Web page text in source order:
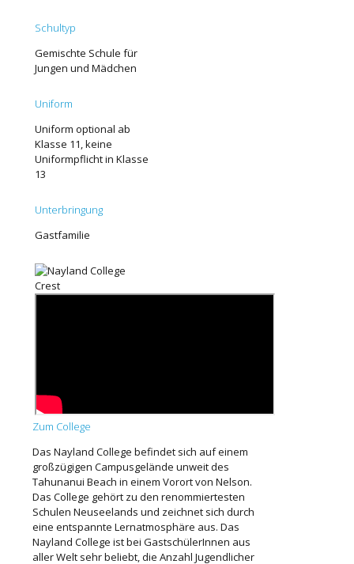
Schultyp
Gemischte Schule für
Jungen und Mädchen
Uniform
Uniform optional ab
Klasse 11, keine
Uniformpflicht in Klasse
13
Unterbringung
Gastfamilie
Zum College
Das Nayland College befindet sich auf einem
großzügigen Campusgelände unweit des
Tahunanui Beach in einem Vorort von Nelson.
Das College gehört zu den renommiertesten
Schulen Neuseelands und zeichnet sich durch
eine entspannte Lernatmosphäre aus. Das
Nayland College ist bei GastschülerInnen aus
aller Welt sehr beliebt, die Anzahl Jugendlicher